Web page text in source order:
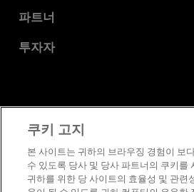
채용
문의하기
미디어 라이브러리
개발자 센트럴
사례 연구
파트너
AMD 파트너 허브
투자자
이사위원회
거버넌스 문서
SEC 신고서
상표
공급망 투명성
공정 및 공개 경쟁
쿠키 고지
본 사이트는 귀하의 브라우징 경험이 보
수 있도록 당사 및 당사 파트너의 쿠키를
귀하를 위한 당 사이트의 효율성 및 관련